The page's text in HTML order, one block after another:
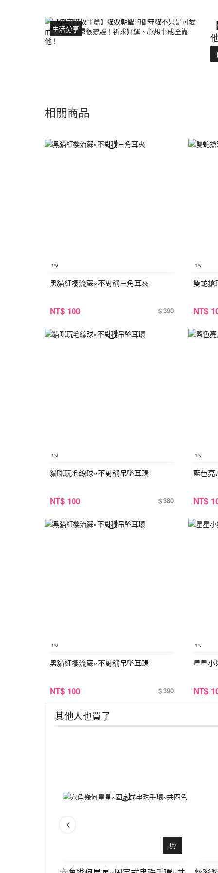
生活分享
相關商品
1/6
黑貓紅櫻流蘇×不對稱三角耳夾
NT$ 100 $ 390
1/6
雙蛇搶
NT$
1/6
貓咪玩毛線球×不對稱吊墜耳環
NT$ 100 $ 380
1/6
藍色亮
NT$
1/6
黑貓紅櫻流蘇×不對稱吊墜耳環
NT$ 100 $ 390
1/6
星星小
NT$
其他人也買了